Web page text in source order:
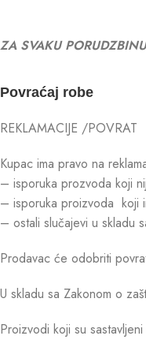
ZA SVAKU
Povraćaj robe
REKLAMACIJE /POVRAT
Kupac ima pravo na
– isporuka prozvoda koji
– isporuka proizvoda koji
– ostali slučajevi u skladu
Prodavac će odobriti
U skladu sa Zakonom o
Proizvodi koji su